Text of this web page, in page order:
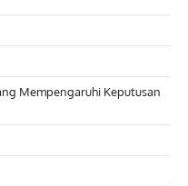
Mempengaruhi Keputusan